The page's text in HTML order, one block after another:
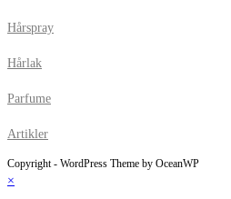
Hårspray
Hårlak
Parfume
Artikler
Copyright - WordPress Theme by OceanWP
×